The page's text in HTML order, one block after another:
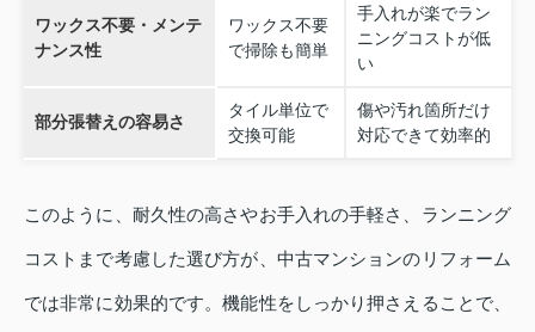
ワックス不要・メンテ
ナンス性
ワックス不要
で掃除も簡単
手入れが楽でラン
ニングコストが低
い
部分張替えの容易さ
タイル単位で
交換可能
傷や汚れ箇所だけ
対応できて効率的
このように、耐久性の高さやお手入れの手軽さ、ランニング
コストまで考慮した選び方が、中古マンションのリフォーム
では非常に効果的です。機能性をしっかり押さえることで、